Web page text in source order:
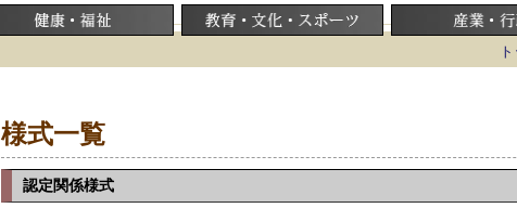
様式一覧
認定関係様式